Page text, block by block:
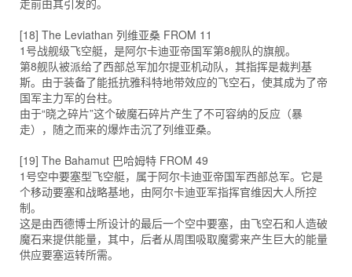
走前由其引发的。
[18] The Leviathan 列维亚桑 FROM 11
1号战舰级飞空艇，是阿尔卡迪亚帝国军第8舰队的旗舰。
第8舰队被派给了西部总军加尔提亚机动队，其指挥是裁判基
斯。由于装备了能抵抗雅科特地带效应的飞空石，使其成为了帝
国军主力军的台柱。
由于“晓之碎片”这个破魔石碎片产生了不可容纳的反应（暴
走），随之而来的爆炸击沉了列维亚桑。
[19] The Bahamut 巴哈姆特 FROM 49
1号空中要塞型飞空艇，属于阿尔卡迪亚帝国军西部总军。它是
个移动要塞和战略基地，由阿尔卡迪亚军指挥官维因大人所控
制。
这是由西德博士所设计的最后一个空中要塞，由飞空石和人造破
魔石来提供能量，其中，后者从周围吸取魔雾来产生巨大的能量
供应要塞运转所需。